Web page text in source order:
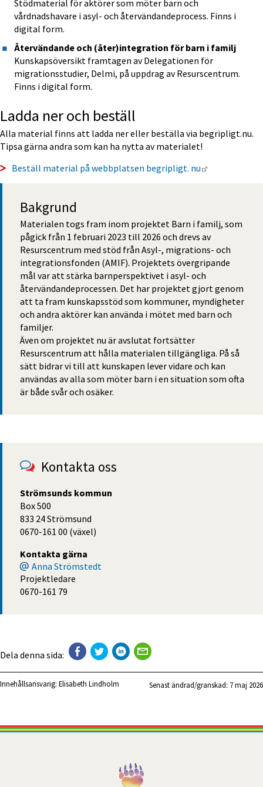
Stödmaterial för aktörer som möter barn och
vårdnadshavare i asyl- och återvändandeprocess. Finns i
digital form.
Återvändande och (åter)integration för barn i familj
Kunskapsöversikt framtagen av Delegationen för
migrationsstudier, Delmi, på uppdrag av Resurscentrum.
Finns i digital form.
Ladda ner och beställ
Alla material finns att ladda ner eller beställa via begripligt.nu.
Tipsa gärna andra som kan ha nytta av materialet!
Beställ material på webbplatsen begripligt. nu
Bakgrund
Materialen togs fram inom projektet Barn i familj, som
pågick från 1 februari 2023 till 2026 och drevs av
Resurscentrum med stöd från Asyl-, migrations- och
integrationsfonden (AMIF). Projektets övergripande
mål var att stärka barnperspektivet i asyl- och
återvändandeprocessen. Det har projektet gjort genom
att ta fram kunskapsstöd som kommuner, myndigheter
och andra aktörer kan använda i mötet med barn och
familjer.
Även om projektet nu är avslutat fortsätter
Resurscentrum att hålla materialen tillgängliga. På så
sätt bidrar vi till att kunskapen lever vidare och kan
användas av alla som möter barn i en situation som ofta
är både svår och osäker.
Kontakta oss
Strömsunds kommun
Box 500
833 24 Strömsund
0670-161 00 (växel)
Kontakta gärna
Anna Strömstedt
Projektledare
0670-161 79
Dela denna sida:
Innehållsansvarig: Elisabeth Lindholm Senast ändrad/granskad: 7 maj 2026